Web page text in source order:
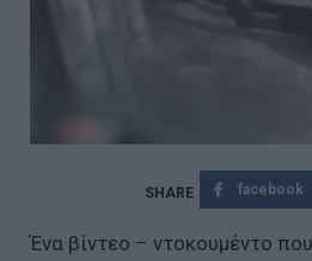
facebook
Ένα βίντεο – ντοκουμέντο